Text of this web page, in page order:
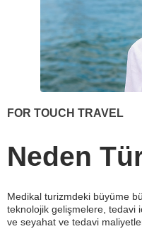
FOR TOUCH TRAVEL
Neden
Medikal turizmdeki büyüme
teknolojik gelişmelere, tedavi
ve seyahat ve tedavi